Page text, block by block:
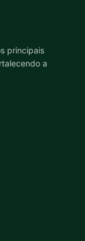
principais
a